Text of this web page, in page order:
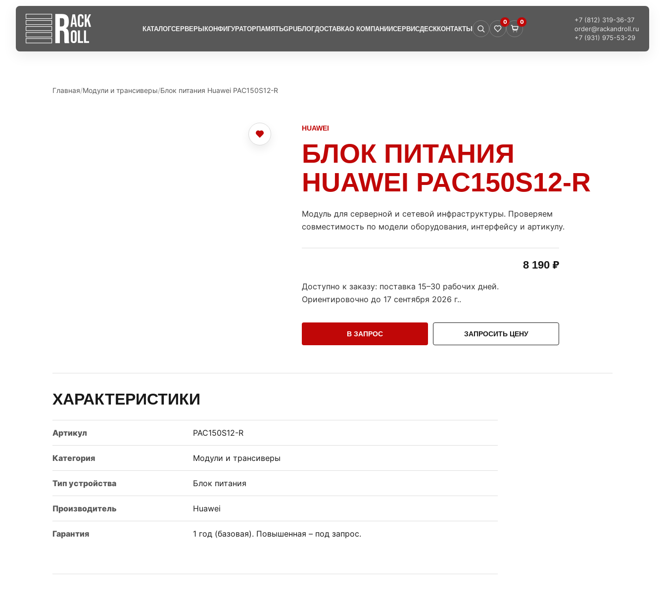
КАТАЛОГСЕРВЕРЫКОНФИГУРАТОРПАМЯТЬGPUБЛОГДОСТАВКАО КОМПАНИИСЕРВИСДЕСККОНТАКТЫ
0 0
+7 (812) 319-36-37
order@rackandroll.ru
+7 (931) 975-53-29
Главная Модули и трансиверы Блок питания Huawei PAC150S12-R
HUAWEI
БЛОК ПИТАНИЯ
HUAWEI PAC150S12-R
Модуль для серверной и сетевой инфраструктуры. Проверяем
совместимость по модели оборудования, интерфейсу и артикулу.
8 190 ₽
Доступно к заказу: поставка 15–30 рабочих дней.
Ориентировочно до 17 сентября 2026 г..
В ЗАПРОС ЗАПРОСИТЬ ЦЕНУ
ХАРАКТЕРИСТИКИ
Артикул PAC150S12-R
Категория Модули и трансиверы
Тип устройства Блок питания
Производитель Huawei
Гарантия 1 год (базовая). Повышенная – под запрос.